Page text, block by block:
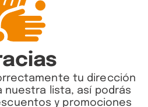
tu dirección
nuestra lista, así podrás
y promociones